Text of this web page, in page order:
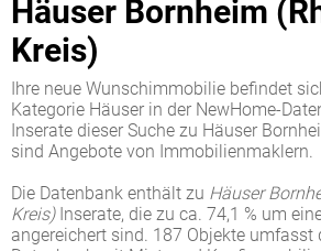
Häuser Bornheim
Kreis)
Ihre neue Wunschimmobilie befindet
Kategorie Häuser in der NewHome-
Inserate dieser Suche zu Häuser
sind Angebote von Immobilienmaklern.
Die Datenbank enthält zu Häuser
Kreis)Inserate, die zu ca. 74,1 % um
angereichert sind. 187 Objekte umfasst